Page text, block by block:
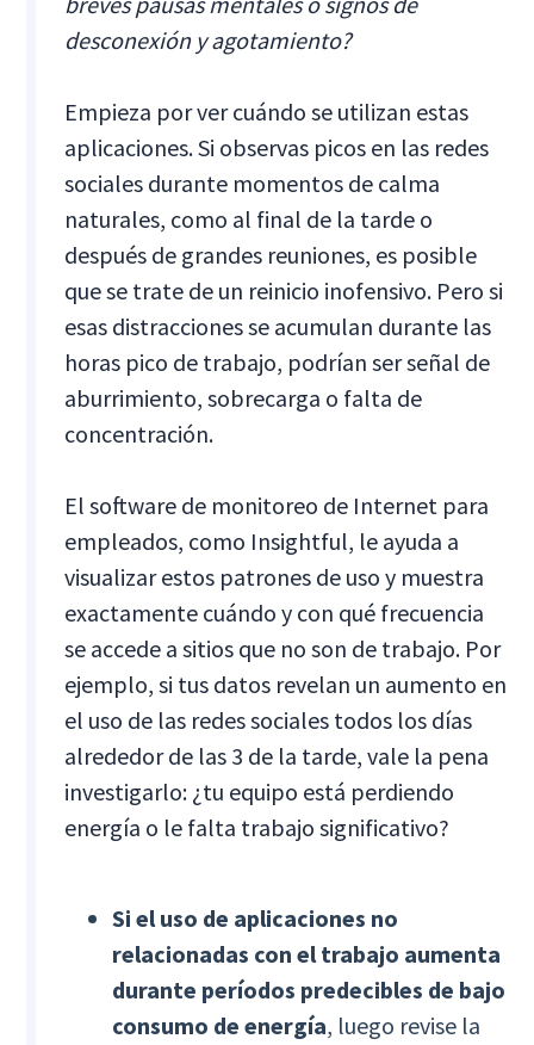
desconexión y agotamiento?
Empieza por ver cuándo se utilizan estas
aplicaciones. Si observas picos en las redes
sociales durante momentos de calma
naturales, como al final de la tarde o
después de grandes reuniones, es posible
que se trate de un reinicio inofensivo. Pero si
esas distracciones se acumulan durante las
horas pico de trabajo, podrían ser señal de
aburrimiento, sobrecarga o falta de
concentración.
El software de monitoreo de Internet para
empleados, como Insightful, le ayuda a
visualizar estos patrones de uso y muestra
exactamente cuándo y con qué frecuencia
se accede a sitios que no son de trabajo. Por
ejemplo, si tus datos revelan un aumento en
el uso de las redes sociales todos los días
alrededor de las 3 de la tarde, vale la pena
investigarlo: ¿tu equipo está perdiendo
energía o le falta trabajo significativo?
Si el uso de aplicaciones no
relacionadas con el trabajo aumenta
durante períodos predecibles de bajo
consumo de energía, luego revise la